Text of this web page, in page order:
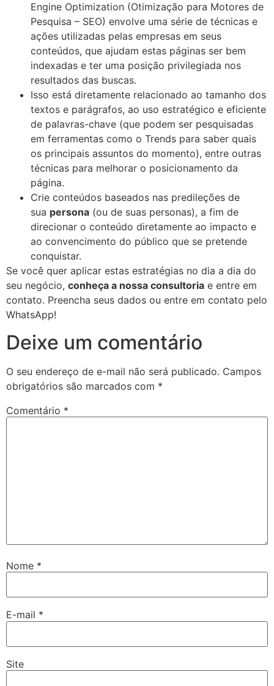
Engine Optimization (Otimização para Motores de
Pesquisa – SEO) envolve uma série de técnicas e
ações utilizadas pelas empresas em seus
conteúdos, que ajudam estas páginas ser bem
indexadas e ter uma posição privilegiada nos
resultados das buscas.
Isso está diretamente relacionado ao tamanho dos
textos e parágrafos, ao uso estratégico e eficiente
de palavras-chave (que podem ser pesquisadas
em ferramentas como o Trends para saber quais
os principais assuntos do momento), entre outras
técnicas para melhorar o posicionamento da
página.
Crie conteúdos baseados nas predileções de
sua persona (ou de suas personas), a fim de
direcionar o conteúdo diretamente ao impacto e
ao convencimento do público que se pretende
conquistar.
Se você quer aplicar estas estratégias no dia a dia do
seu negócio, conheça a nossa consultoria e entre em
contato. Preencha seus dados ou entre em contato pelo
WhatsApp!
Deixe um comentário
O seu endereço de e-mail não será publicado. Campos
obrigatórios são marcados com *
Comentário *
Nome *
E-mail *
Site